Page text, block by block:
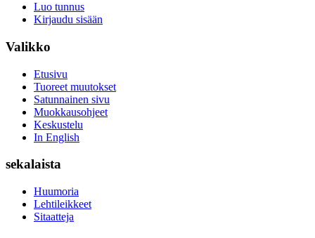
Luo tunnus
Kirjaudu sisään
Valikko
Etusivu
Tuoreet muutokset
Satunnainen sivu
Muokkausohjeet
Keskustelu
In English
sekalaista
Huumoria
Lehtileikkeet
Sitaatteja